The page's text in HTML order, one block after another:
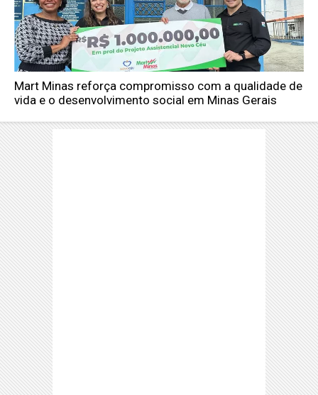
Mart Minas reforça compromisso com a qualidade de
vida e o desenvolvimento social em Minas Gerais